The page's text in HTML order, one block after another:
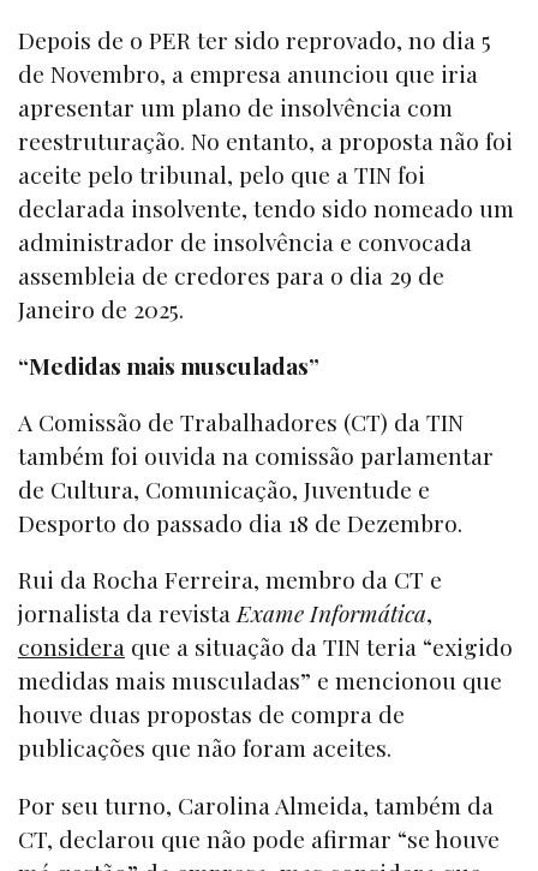
Depois de o PER ter sido reprovado, no dia 5
de Novembro, a empresa anunciou que iria
apresentar um plano de insolvência com
reestruturação. No entanto, a proposta não foi
aceite pelo tribunal, pelo que a TIN foi
declarada insolvente, tendo sido nomeado um
administrador de insolvência e convocada
assembleia de credores para o dia 29 de
Janeiro de 2025.
“Medidas mais musculadas”
A Comissão de Trabalhadores (CT) da TIN
também foi ouvida na comissão parlamentar
de Cultura, Comunicação, Juventude e
Desporto do passado dia 18 de Dezembro.
Rui da Rocha Ferreira, membro da CT e
jornalista da revistaExame Informática,
considera que a situação da TIN teria “exigido
medidas mais musculadas” e mencionou que
houve duas propostas de compra de
publicações que não foram aceites.
Por seu turno, Carolina Almeida, também da
CT, declarou que não pode afirmar “se houve